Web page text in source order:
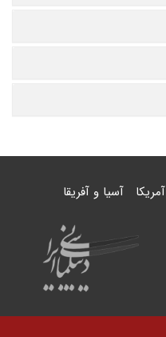
آمریکا آسیا و آفریقا